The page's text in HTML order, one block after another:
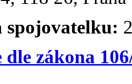
spojovatelku:
zákona